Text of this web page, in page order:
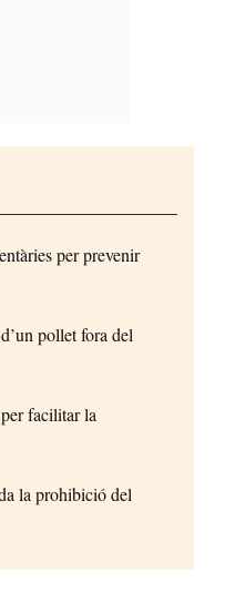
per prevenir
pollet fora del
facilitar la
la prohibició del